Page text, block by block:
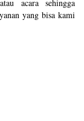
acara sehingga
yang bisa kami